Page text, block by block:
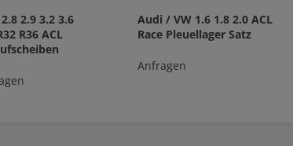
2.9 3.2 3.6
R36 ACL
Audi / VW 1.6 1.8 2.0 ACL
Race Pleuellager Satz
Anfragen